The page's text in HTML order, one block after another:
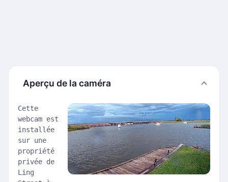
Aperçu de la caméra
Cette
webcam est
installée
sur une
propriété
privée de
Ling